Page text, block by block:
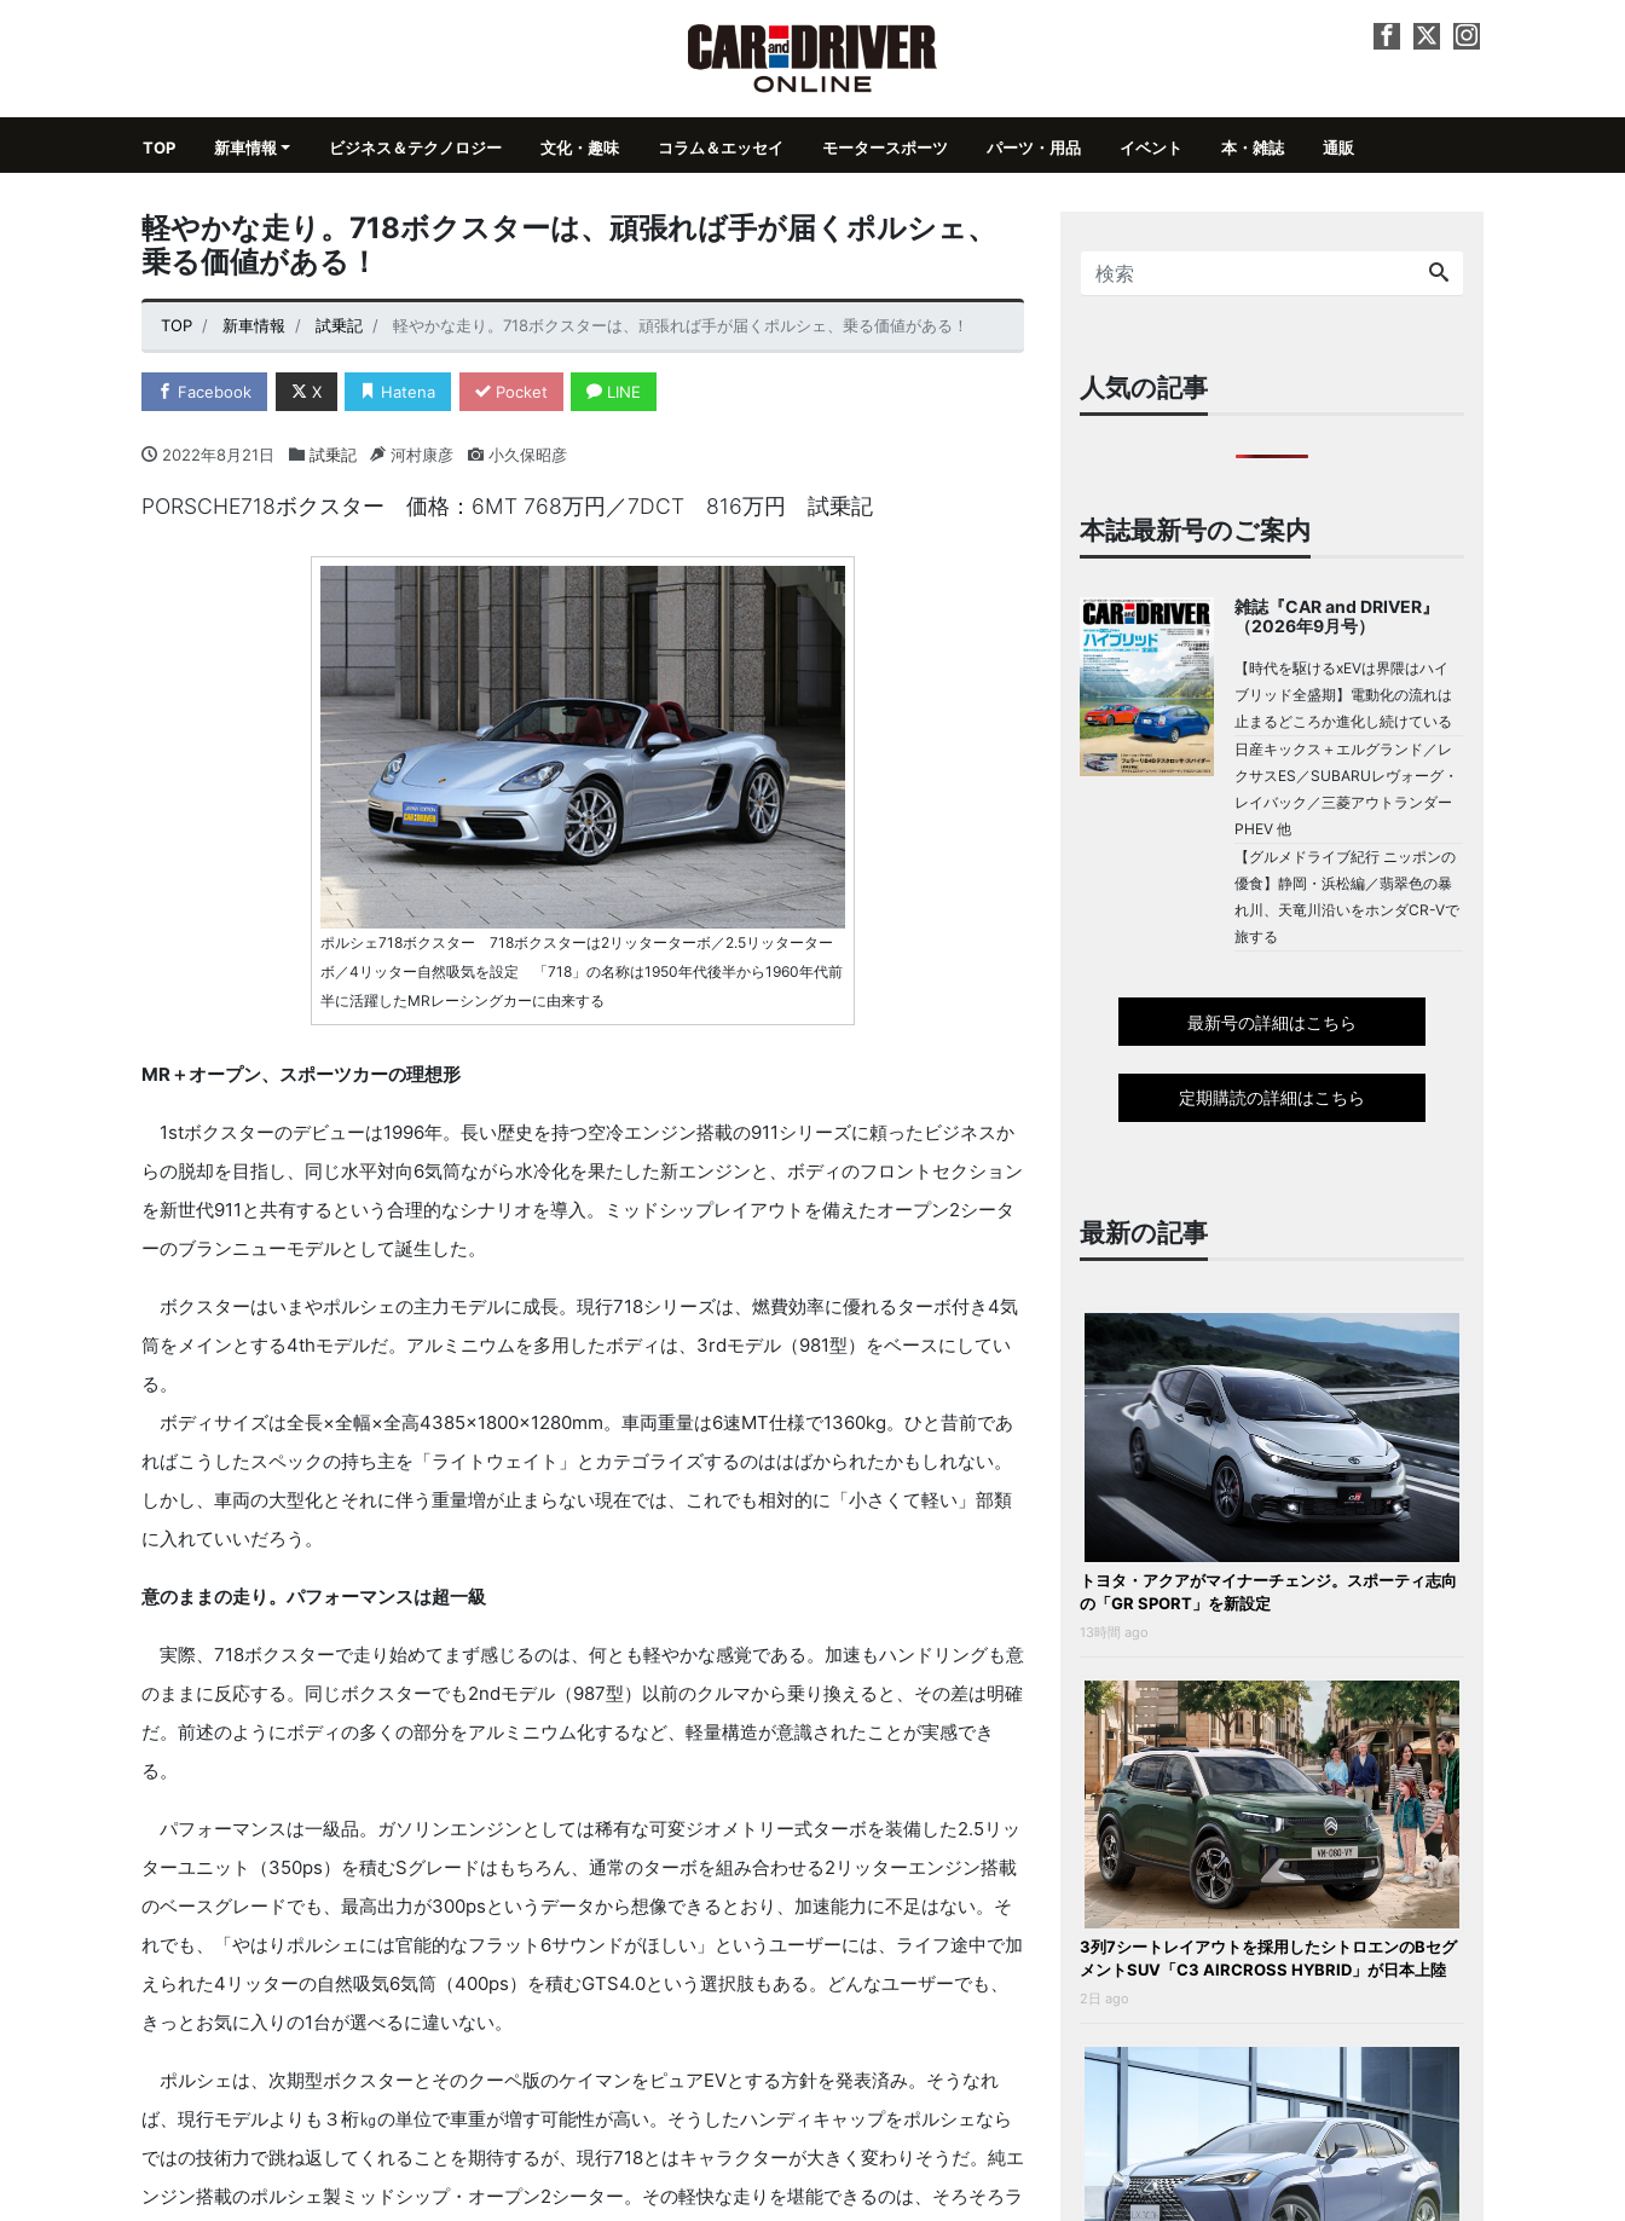
TOP 新車情報 ビジネス＆テクノロジー 文化・趣味 コラム＆エッセイ モータースポーツ パーツ・用品 イベント 本・雑誌 通販
軽やかな走り。718ボクスターは、頑張れば手が届くポルシェ、
乗る価値がある！
TOP 新車情報 試乗記 軽やかな走り。718ボクスターは、頑張れば手が届くポルシェ、乗る価値がある！
Facebook X Hatena Pocket LINE
2022年8月21日 試乗記 河村康彦 小久保昭彦
PORSCHE718ボクスター 価格：6MT 768万円／7DCT 816万円 試乗記
ポルシェ718ボクスター 718ボクスターは2リッターターボ／2.5リッターター
ボ／4リッター自然吸気を設定 「718」の名称は1950年代後半から1960年代前
半に活躍したMRレーシングカーに由来する
MR＋オープン、スポーツカーの理想形
1stボクスターのデビューは1996年。長い歴史を持つ空冷エンジン搭載の911シリーズに頼ったビジネスか
らの脱却を目指し、同じ水平対向6気筒ながら水冷化を果たした新エンジンと、ボディのフロントセクション
を新世代911と共有するという合理的なシナリオを導入。ミッドシップレイアウトを備えたオープン2シータ
ーのブランニューモデルとして誕生した。
ボクスターはいまやポルシェの主力モデルに成長。現行718シリーズは、燃費効率に優れるターボ付き4気
筒をメインとする4thモデルだ。アルミニウムを多用したボディは、3rdモデル（981型）をベースにしてい
る。
ボディサイズは全長×全幅×全高4385×1800×1280mm。車両重量は6速MT仕様で1360kg。ひと昔前であ
ればこうしたスペックの持ち主を「ライトウェイト」とカテゴライズするのははばかられたかもしれない。
しかし、車両の大型化とそれに伴う重量増が止まらない現在では、これでも相対的に「小さくて軽い」部類
に入れていいだろう。
意のままの走り。パフォーマンスは超一級
実際、718ボクスターで走り始めてまず感じるのは、何とも軽やかな感覚である。加速もハンドリングも意
のままに反応する。同じボクスターでも2ndモデル（987型）以前のクルマから乗り換えると、その差は明確
だ。前述のようにボディの多くの部分をアルミニウム化するなど、軽量構造が意識されたことが実感でき
る。
パフォーマンスは一級品。ガソリンエンジンとしては稀有な可変ジオメトリー式ターボを装備した2.5リッ
ターユニット（350ps）を積むSグレードはもちろん、通常のターボを組み合わせる2リッターエンジン搭載
のベースグレードでも、最高出力が300psというデータから想像できるとおり、加速能力に不足はない。そ
れでも、「やはりポルシェには官能的なフラット6サウンドがほしい」というユーザーには、ライフ途中で加
えられた4リッターの自然吸気6気筒（400ps）を積むGTS4.0という選択肢もある。どんなユーザーでも、
きっとお気に入りの1台が選べるに違いない。
ポルシェは、次期型ボクスターとそのクーペ版のケイマンをピュアEVとする方針を発表済み。そうなれ
ば、現行モデルよりも３桁㎏の単位で車重が増す可能性が高い。そうしたハンディキャップをポルシェなら
ではの技術力で跳ね返してくれることを期待するが、現行718とはキャラクターが大きく変わりそうだ。純エ
ンジン搭載のポルシェ製ミッドシップ・オープン2シーター。その軽快な走りを堪能できるのは、そろそろラ
人気の記事
本誌最新号のご案内
雑誌『CAR and DRIVER』
（2026年9月号）
【時代を駆けるxEVは界隈はハイ
ブリッド全盛期】電動化の流れは
止まるどころか進化し続けている
日産キックス＋エルグランド／レ
クサスES／SUBARUレヴォーグ・
レイバック／三菱アウトランダー
PHEV 他
【グルメドライブ紀行 ニッポンの
優食】静岡・浜松編／翡翠色の暴
れ川、天竜川沿いをホンダCR-Vで
旅する
最新号の詳細はこちら
定期購読の詳細はこちら
最新の記事
トヨタ・アクアがマイナーチェンジ。スポーティ志向
の「GR SPORT」を新設定
13時間 ago
3列7シートレイアウトを採用したシトロエンのBセグ
メントSUV「C3 AIRCROSS HYBRID」が日本上陸
2日 ago